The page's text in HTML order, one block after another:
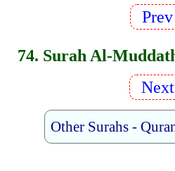
Prev
Next